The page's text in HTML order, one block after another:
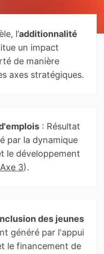
l’additionnalité
un impact
de manière
axes stratégiques.
: Résultat
par la dynamique
le développement
Axe 3).
des jeunes
généré par l'appui
le financement de